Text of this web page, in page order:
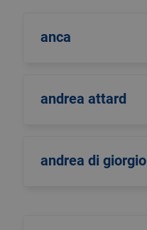
anca
andrea attard
andrea di giorgio